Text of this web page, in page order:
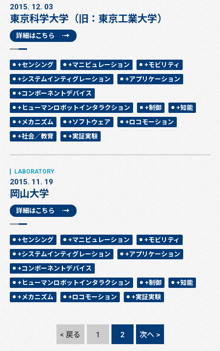
2015. 12. 03
東京科学大学（旧：東京工業大学）
詳細はこちら
+センシング +マニピュレーション +モビリティ
+システムインティグレーション +アプリケーション
+コンポーネントデバイス
+ヒューマンロボットインタラクション +制御 +知能
+メカニズム +ソフトウェア +ロコモーション
+社会／教育 +実証実験
2015. 11. 19
岡山大学
詳細はこちら
+センシング +マニピュレーション +モビリティ
+システムインティグレーション +アプリケーション
+コンポーネントデバイス
+ヒューマンロボットインタラクション +制御 +知能
+メカニズム +ロコモーション +実証実験
< 戻る 1 2 次へ >